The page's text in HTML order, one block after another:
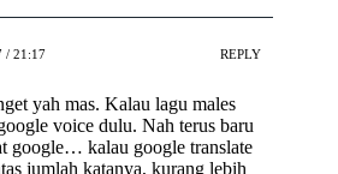
/ 21:17 REPLY
yah mas. Kalau lagu males
voice dulu. Nah terus baru
google… kalau google translate
jumlah katanya, kurang lebih